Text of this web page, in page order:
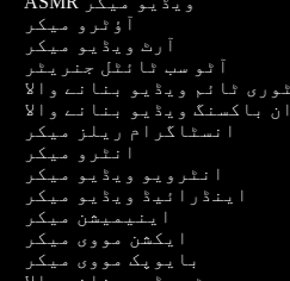
آؤٹرو میکر
آرٹ ویڈیو میکر
آٹو سب ٹائٹل جنریٹر
ٹائم ویڈیو بنانے والا
ان باکسنگ ویڈیو بنانے والا
انسٹاگرام ریلز میکر
انٹرو میکر
انٹرویو ویڈیو میکر
اینڈرائیڈ ویڈیو میکر
اینیمیشن میکر
ایکشن مووی میکر
بایوپک مووی میکر